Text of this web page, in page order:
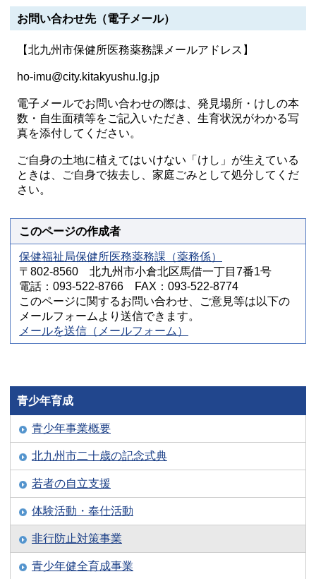
お問い合わせ先（電子メール）
【北九州市保健所医務薬務課メールアドレス】
ho-imu@city.kitakyushu.lg.jp
電子メールでお問い合わせの際は、発見場所・けしの本
数・自生面積等をご記入いただき、生育状況がわかる写
真を添付してください。
ご自身の土地に植えてはいけない「けし」が生えている
ときは、ご自身で抜去し、家庭ごみとして処分してくだ
さい。
このページの作成者
保健福祉局保健所医務薬務課（薬務係）
〒802-8560 北九州市小倉北区馬借一丁目7番1号
電話：093-522-8766 FAX：093-522-8774
このページに関するお問い合わせ、ご意見等は以下の
メールフォームより送信できます。
メールを送信（メールフォーム）
青少年育成
青少年事業概要
北九州市二十歳の記念式典
若者の自立支援
体験活動・奉仕活動
非行防止対策事業
青少年健全育成事業